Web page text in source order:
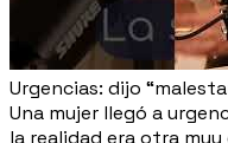
Urgencias: dijo
Una mujer llegó a
la realidad era otra